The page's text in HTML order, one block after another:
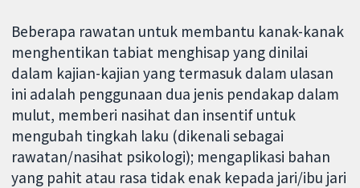
Beberapa rawatan untuk membantu kanak-kanak
menghentikan tabiat menghisap yang dinilai
dalam kajian-kajian yang termasuk dalam ulasan
ini adalah penggunaan dua jenis pendakap dalam
mulut, memberi nasihat dan insentif untuk
mengubah tingkah laku (dikenali sebagai
rawatan/nasihat psikologi); mengaplikasi bahan
yang pahit atau rasa tidak enak kepada jari/ibu jari